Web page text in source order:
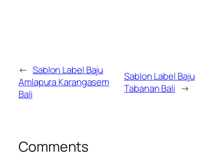
← Sablon Label Baju
Amlapura Karangasem
Bali
Sablon Label Baju
Tabanan Bali →
Comments